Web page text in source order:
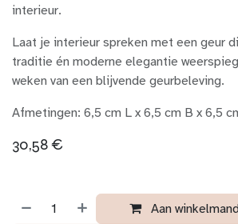
interieur.
Laat je interieur spreken met een geur
traditie én moderne elegantie
weken van een blijvende geurbeleving.
Afmetingen: 6,5 cm L x 6,5 cm B x 6,5
30,58€
Aan